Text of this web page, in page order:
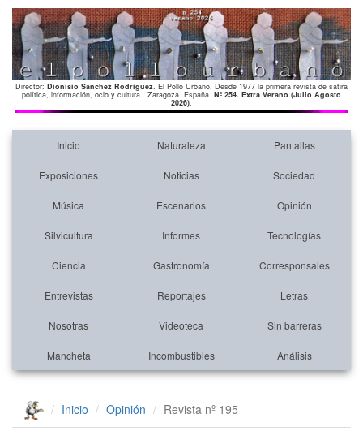
Director: Dionisio Sánchez Rodríguez. El Pollo Urbano. Desde 1977 la primera revista de sátira
política, información, ocio y cultura . Zaragoza. España. Nº 254. Extra Verano (Julio Agosto
2026).
Inicio Naturaleza Pantallas
Exposiciones Noticias Sociedad
Música Escenarios Opinión
Silvicultura Informes Tecnologías
Ciencia Gastronomía Corresponsales
Entrevistas Reportajes Letras
Nosotras Videoteca Sin barreras
Mancheta Incombustibles Análisis
Inicio Opinión Revista nº 195